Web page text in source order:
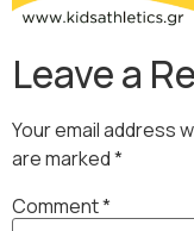
Leave a
Your email address
are marked*
Comment*